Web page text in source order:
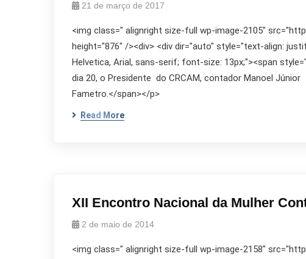
21 de março de 2017
<img class=" alignright size-full wp-image-2105"
height="876" /><div> <div dir="auto" style="text-align:
Helvetica, Arial, sans-serif; font-size: 13px;"><span
dia 20, o Presidente do CRCAM, contador Manoel
Fametro.</span></p>
Read More
XII Encontro Nacional da Mulher
2 de maio de 2014
<img class=" alignright size-full wp-image-2158"